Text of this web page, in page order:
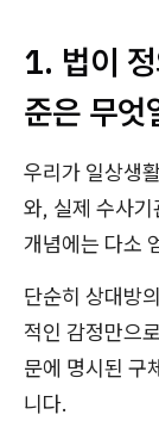
1. 법이
준은 무엇
우리가 일상생
와, 실제 수사
개념에는 다소
단순히 상대방
적인 감정만으
문에 명시된 구
니다.